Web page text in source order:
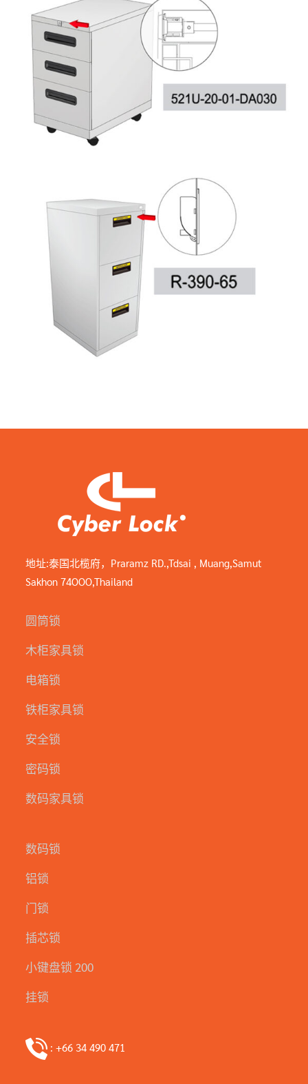
地址:泰国北榄府，Praramz RD.,Tdsai , Muang,Samut
Sakhon 74OOO,Thailand
圆筒锁
木柜家具锁
电箱锁
铁柜家具锁
安全锁
密码锁
数码家具锁
数码锁
铝锁
门锁
插芯锁
小键盘锁 200
挂锁
: +66 34 490 471